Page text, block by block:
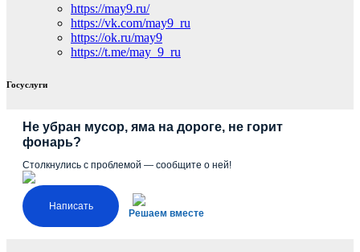
https://may9.ru/
https://vk.com/may9_ru
https://ok.ru/may9
https://t.me/may_9_ru
Госуслуги
Не убран мусор, яма на дороге, не горит
фонарь?
Столкнулись с проблемой — сообщите о ней!
Написать
Решаем вместе